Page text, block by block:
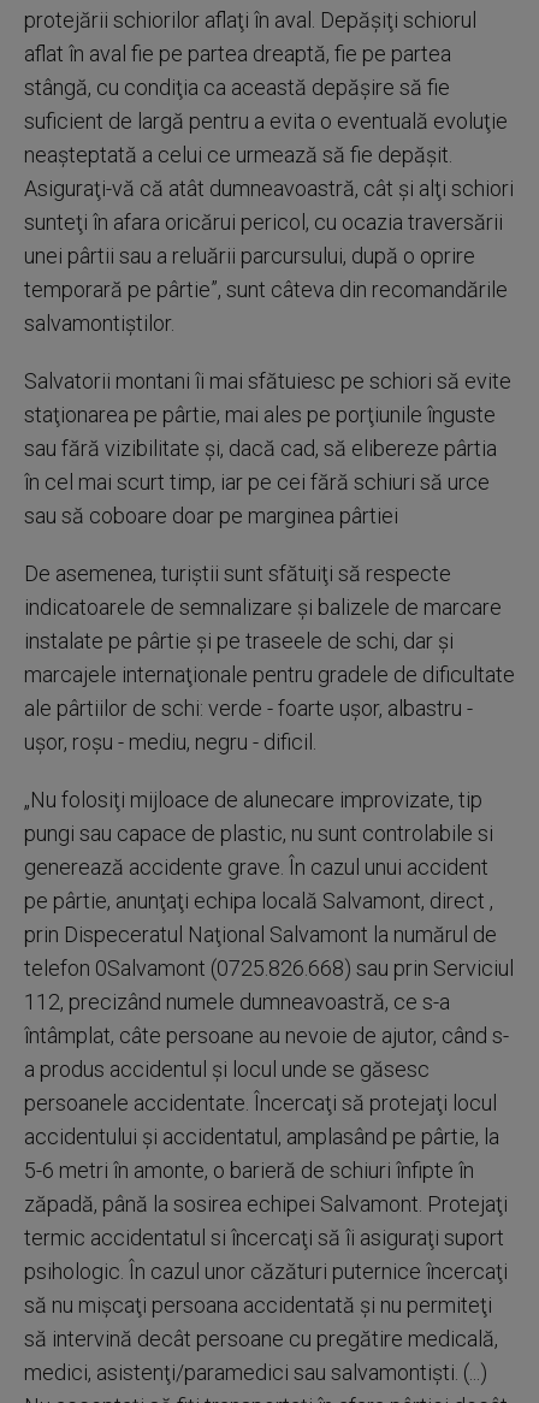
protejării schiorilor aflaţi în aval. Depăşiţi schiorul
aflat în aval fie pe partea dreaptă, fie pe partea
stângă, cu condiţia ca această depăşire să fie
suficient de largă pentru a evita o eventuală evoluţie
neaşteptată a celui ce urmează să fie depăşit.
Asiguraţi-vă că atât dumneavoastră, cât şi alţi schiori
sunteţi în afara oricărui pericol, cu ocazia traversării
unei pârtii sau a reluării parcursului, după o oprire
temporară pe pârtie”, sunt câteva din recomandările
salvamontiştilor.
Salvatorii montani îi mai sfătuiesc pe schiori să evite
staţionarea pe pârtie, mai ales pe porţiunile înguste
sau fără vizibilitate şi, dacă cad, să elibereze pârtia
în cel mai scurt timp, iar pe cei fără schiuri să urce
sau să coboare doar pe marginea pârtiei
De asemenea, turiştii sunt sfătuiţi să respecte
indicatoarele de semnalizare şi balizele de marcare
instalate pe pârtie şi pe traseele de schi, dar şi
marcajele internaţionale pentru gradele de dificultate
ale pârtiilor de schi: verde - foarte uşor, albastru -
uşor, roşu - mediu, negru - dificil.
„Nu folosiţi mijloace de alunecare improvizate, tip
pungi sau capace de plastic, nu sunt controlabile si
generează accidente grave. În cazul unui accident
pe pârtie, anunţaţi echipa locală Salvamont, direct ,
prin Dispeceratul Naţional Salvamont la numărul de
telefon 0Salvamont (0725.826.668) sau prin Serviciul
112, precizând numele dumneavoastră, ce s-a
întâmplat, câte persoane au nevoie de ajutor, când s-
a produs accidentul şi locul unde se găsesc
persoanele accidentate. Încercaţi să protejaţi locul
accidentului şi accidentatul, amplasând pe pârtie, la
5-6 metri în amonte, o barieră de schiuri înfipte în
zăpadă, până la sosirea echipei Salvamont. Protejaţi
termic accidentatul si încercaţi să îi asiguraţi suport
psihologic. În cazul unor căzături puternice încercaţi
să nu mişcaţi persoana accidentată şi nu permiteţi
să intervină decât persoane cu pregătire medicală,
medici, asistenţi/paramedici sau salvamontişti. (...)